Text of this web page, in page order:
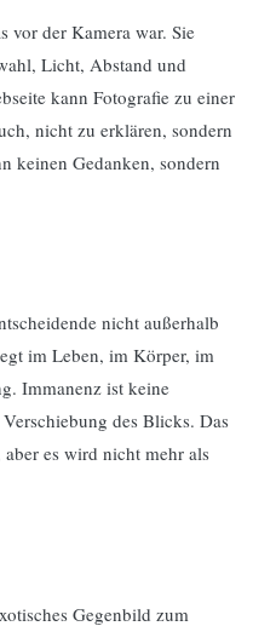
vor der Kamera war. Sie
Licht, Abstand und
kann Fotografie zu einer
nicht zu erklären, sondern
keinen Gedanken, sondern
nicht außerhalb
im Leben, im Körper, im
Immanenz ist keine
des Blicks. Das
es wird nicht mehr als
Gegenbild zum